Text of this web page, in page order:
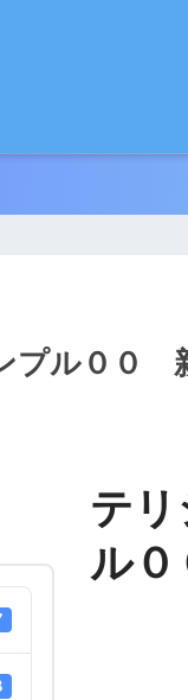
プル００
テ
ル